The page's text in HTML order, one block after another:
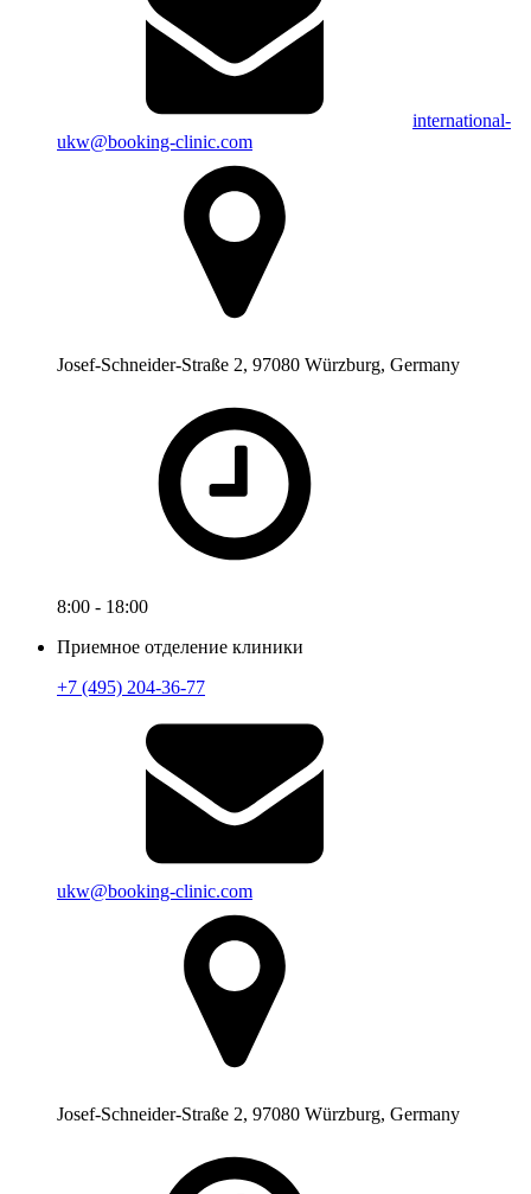
international-
ukw@booking-clinic.com
Josef-Schneider-Straße 2, 97080 Würzburg, Germany
8:00 - 18:00
Приемное отделение клиники
+7 (495) 204-36-77
ukw@booking-clinic.com
Josef-Schneider-Straße 2, 97080 Würzburg, Germany